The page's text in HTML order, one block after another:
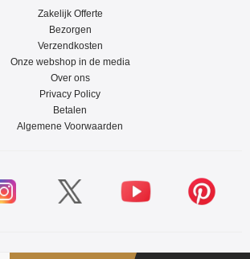
Zakelijk Offerte
Bezorgen
Verzendkosten
Onze webshop in de media
Over ons
Privacy Policy
Betalen
Algemene Voorwaarden